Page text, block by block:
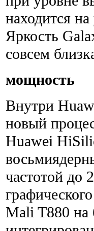
находится
Яркость
совсем
мощность
Внутри
новый
Huawei
частотой до
Mali T880 на